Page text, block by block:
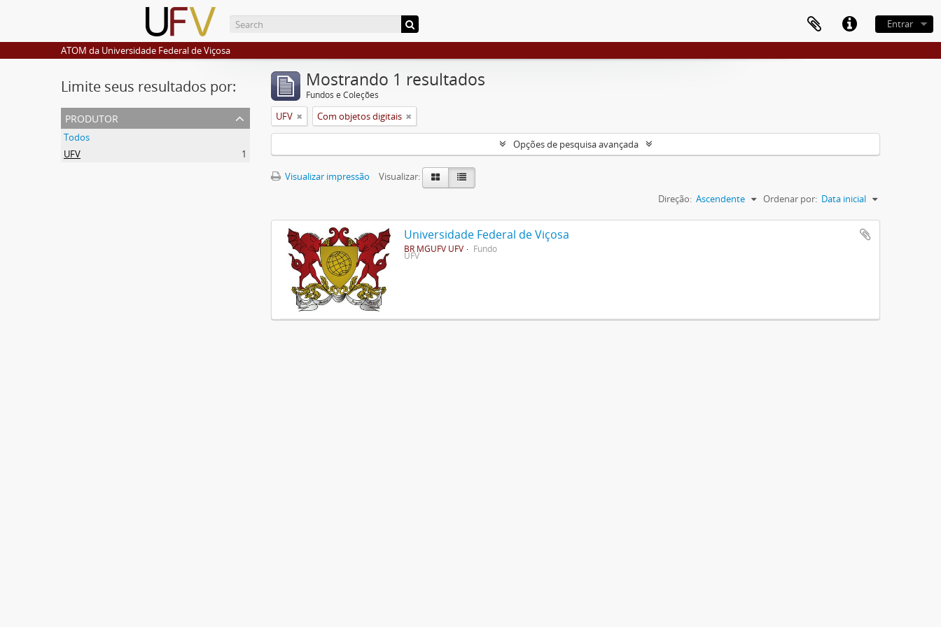
Entrar
ATOM da Universidade Federal de Viçosa
Limite seus resultados por:
produtor
Todos
UFV
1
Mostrando 1 resultados
Fundos e Coleções
UFV Com objetos digitais
Opções de pesquisa avançada
Visualizar impressão
Visualizar:
Ordenar por: Data inicial
Direção: Ascendente
Universidade Federal de Viçosa
BR MGUFV UFV Fundo
UFV